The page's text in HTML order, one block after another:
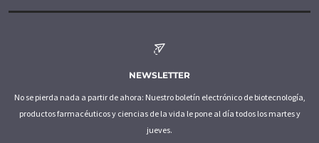
NEWSLETTER
No se pierda nada a partir de ahora: Nuestro boletín electrónico de biotecnología,
productos farmacéuticos y ciencias de la vida le pone al día todos los martes y
jueves.